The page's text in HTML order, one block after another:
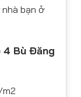
bạn ở
4 Bù Đăng
m2